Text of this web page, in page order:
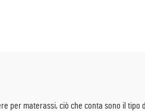
per materassi, ciò che conta sono il